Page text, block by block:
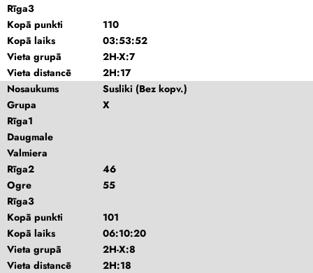
Rīga3
Kopā punkti
110
Kopā laiks
03:53:52
Vieta grupā
2H-X:7
Vieta distancē
2H:17
Nosaukums
Susliki (Bez kopv.)
Grupa
X
Rīga1
Daugmale
Valmiera
Rīga2
46
Ogre
55
Rīga3
Kopā punkti
101
Kopā laiks
06:10:20
Vieta grupā
2H-X:8
Vieta distancē
2H:18